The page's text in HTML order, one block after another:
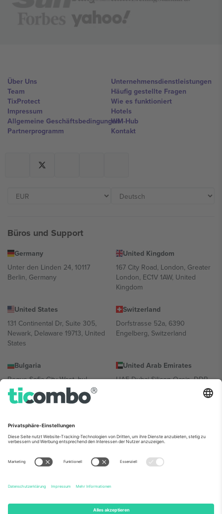
Über Uns
Team
TixProtect
Impressum
Allgemeine Geschäftsbedingungen
Partnerprogramm
Unternehmensdienstleistungen
Häufig gestellte Fragen
Wie es funktioniert
Hotels
WM-Hub
Kontakt
Büros und Support
Germany
Unter den Linden 24, 10117
Berlin, Germany
United Kingdom
167 City Road, London, Greater
London, EC1V 1AW, United
Kingdom
United States
131 Continental Dr, Suite 305,
Newark, Delaware 19713, United
States
Switzerland
Dorfstrasse 52a, 6390
Engelberg, Switzerland
Bulgaria
Regus Sofia City West, bul
Totleben 53-55, 1606 Sofia,
Bulgaria
United Arab Emirates
UAE Dubai Silicon Oasis, DDP
Building A1, Office 302, Dubai,
Mexico
Av Chapultepec 360, Roma
Norte, Cuauhtémoc, 06700
Ciudad de México, CDMX,
Mexico
Die juristische Person des Plattformanbieters kann je nach
Informationen finden Sie auf der jeweiligen Veranstaltungsseite, im